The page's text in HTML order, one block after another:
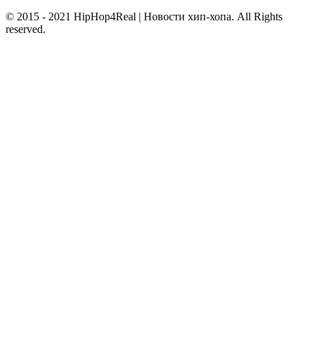
© 2015 - 2021 HipHop4Real | Новости хип-хопа. All Rights
reserved.